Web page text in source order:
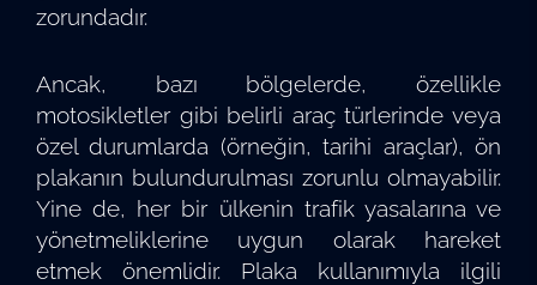
zorundadır.
Ancak, bazı bölgelerde, özellikle
motosikletler gibi belirli araç türlerinde veya
özel durumlarda (örneğin, tarihi araçlar), ön
plakanın bulundurulması zorunlu olmayabilir.
Yine de, her bir ülkenin trafik yasalarına ve
yönetmeliklerine uygun olarak hareket
etmek önemlidir. Plaka kullanımıyla ilgili